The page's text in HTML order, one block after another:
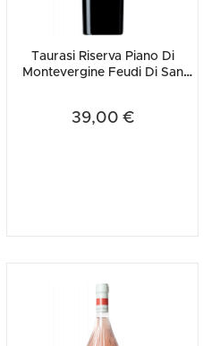
Taurasi Riserva Piano Di
Montevergine Feudi Di San
39,00 €